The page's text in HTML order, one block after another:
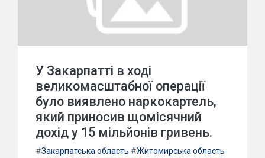
У Закарпатті в ході
великомасштабної операції
було виявлено наркокартель,
який приносив щомісячний
дохід у 15 мільйонів гривень.
#Закарпатська область #Житомирська область